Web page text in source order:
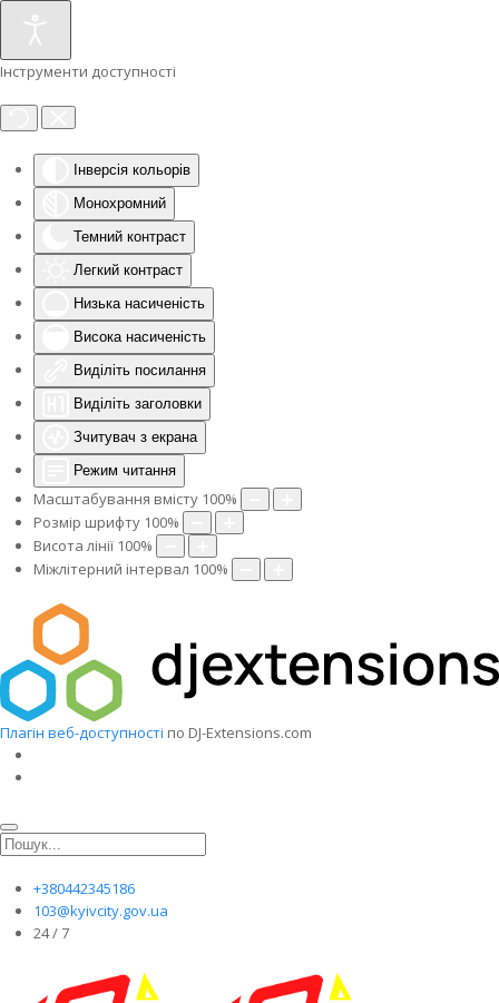
Інструменти доступності
Інверсія кольорів
Монохромний
Темний контраст
Легкий контраст
Низька насиченість
Висока насиченість
Виділіть посилання
Виділіть заголовки
Зчитувач з екрана
Режим читання
Масштабування вмісту 100%
Розмір шрифту 100%
Висота лінії 100%
Міжлітерний інтервал 100%
Плагін веб-доступності по DJ-Extensions.com
+380442345186
103@kyivcity.gov.ua
24 / 7